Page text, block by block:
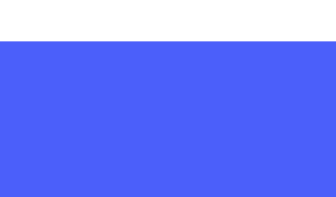
주(7.